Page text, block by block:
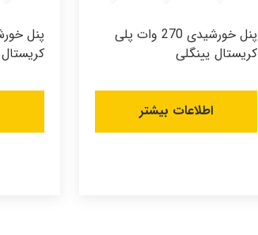
پنل خورشیدی 270 وات پلی
کریستال یینگلی
اطلاعات بیشتر